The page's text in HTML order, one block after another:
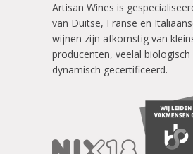
Artisan Wines is
van Duitse, Franse en
wijnen zijn afkomstig van
producenten, veelal
dynamisch gecertificeerd.